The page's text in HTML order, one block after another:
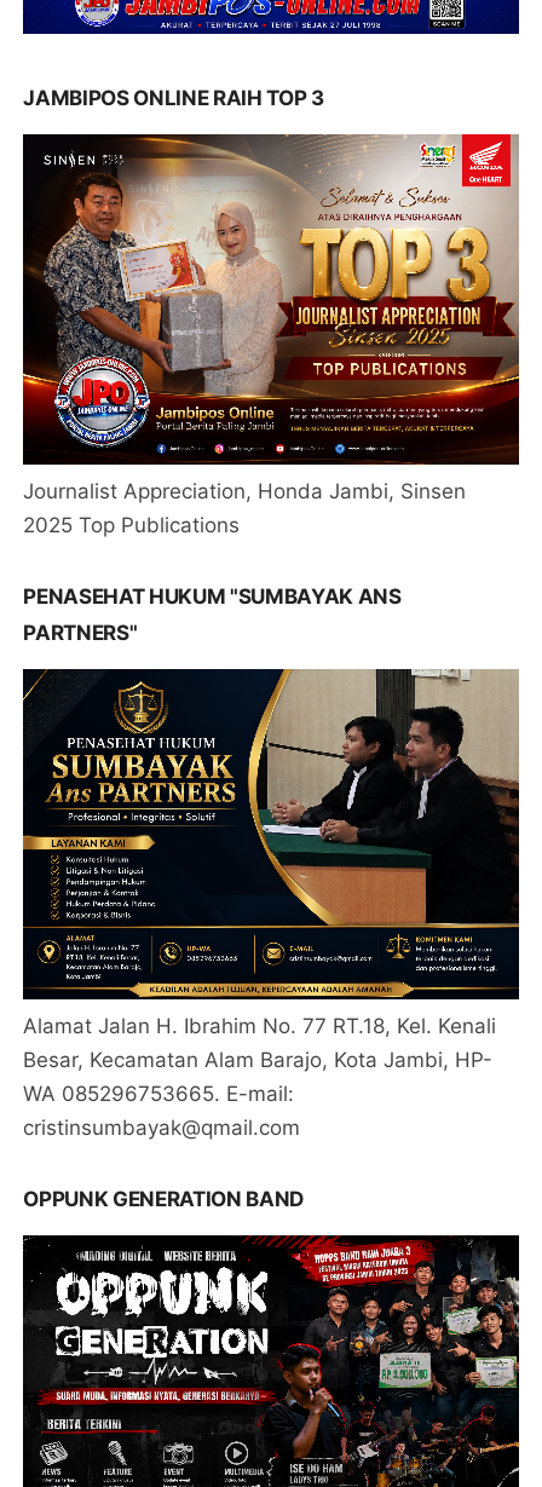
JAMBIPOS ONLINE RAIH TOP 3
Journalist Appreciation, Honda Jambi, Sinsen
2025 Top Publications
PENASEHAT HUKUM "SUMBAYAK ANS
PARTNERS"
Alamat Jalan H. Ibrahim No. 77 RT.18, Kel. Kenali
Besar, Kecamatan Alam Barajo, Kota Jambi, HP-
WA 085296753665. E-mail:
cristinsumbayak@qmail.com
OPPUNK GENERATION BAND